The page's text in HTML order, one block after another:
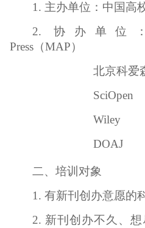
1. 主办单位：中国高
2. 协办单位：
Press（MAP）
北京科爱森蓝
SciOpen
Wiley
DOAJ
二、培训对象
1. 有新刊创办意愿的
2. 新刊创办不久、